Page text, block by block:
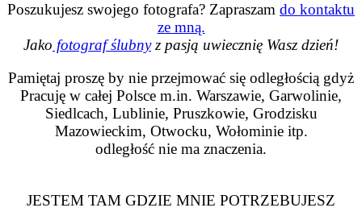
Poszukujesz swojego fotografa? Zapraszam do kontaktu
ze mną.
Jako fotograf ślubnyz pasją uwiecznię Wasz dzień!
Pamiętaj proszę by nie przejmować się odległością gdyż
Pracuję w całej Polsce m.in. Warszawie, Garwolinie,
Siedlcach, Lublinie, Pruszkowie, Grodzisku
Mazowieckim, Otwocku, Wołominie itp.
odległość nie ma znaczenia.
JESTEM TAM GDZIE MNIE POTRZEBUJESZ